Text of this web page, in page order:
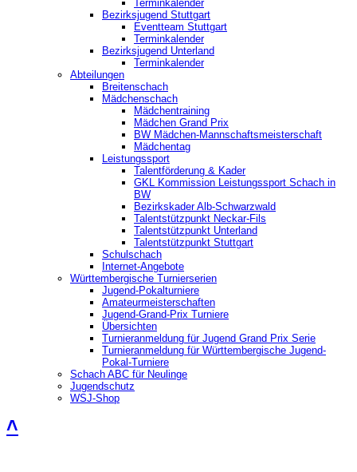
Terminkalender
Bezirksjugend Stuttgart
‎Eventteam Stuttgart
Terminkalender
Bezirksjugend Unterland
Terminkalender
Abteilungen
Breitenschach
Mädchenschach
Mädchentraining
Mädchen Grand Prix
BW Mädchen-Mannschaftsmeisterschaft
Mädchentag
Leistungssport
Talentförderung & Kader
GKL Kommission Leistungssport Schach in
BW
Bezirkskader Alb-Schwarzwald
Talentstützpunkt Neckar-Fils
Talentstützpunkt Unterland
Talentstützpunkt Stuttgart
Schulschach
Internet-Angebote
Württembergische Turnierserien
Jugend-Pokalturniere
Amateurmeisterschaften
Jugend-Grand-Prix Turniere
Übersichten
Turnieranmeldung für Jugend Grand Prix Serie
Turnieranmeldung für Württembergische Jugend-
Pokal-Turniere
Schach ABC für Neulinge
Jugendschutz
WSJ-Shop
˄